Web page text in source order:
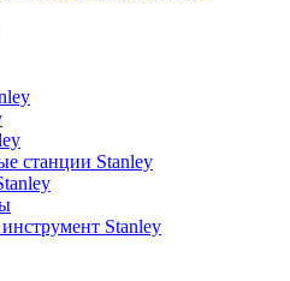
станции Stanley
Stanley